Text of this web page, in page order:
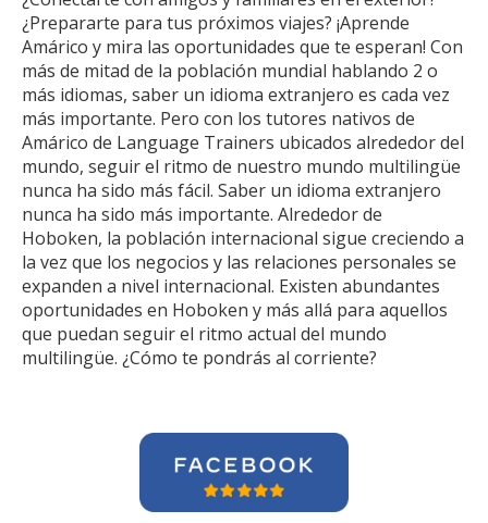
¿Prepararte para tus próximos viajes? ¡Aprende
Amárico y mira las oportunidades que te esperan! Con
más de mitad de la población mundial hablando 2 o
más idiomas, saber un idioma extranjero es cada vez
más importante. Pero con los tutores nativos de
Amárico de Language Trainers ubicados alrededor del
mundo, seguir el ritmo de nuestro mundo multilingüe
nunca ha sido más fácil. Saber un idioma extranjero
nunca ha sido más importante. Alrededor de
Hoboken, la población internacional sigue creciendo a
la vez que los negocios y las relaciones personales se
expanden a nivel internacional. Existen abundantes
oportunidades en Hoboken y más allá para aquellos
que puedan seguir el ritmo actual del mundo
multilingüe. ¿Cómo te pondrás al corriente?